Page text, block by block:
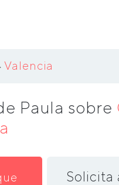
Valencia
Paula sobre
Solicita